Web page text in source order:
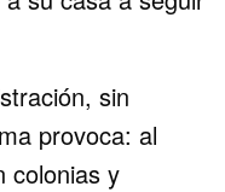
sin
provoca: al
colonias y